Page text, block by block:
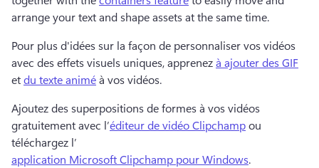
arrange your text and shape assets at the same time.
Pour plus d'idées sur la façon de personnaliser vos vidéos
avec des effets visuels uniques, apprenez à ajouter des GIF
et du texte animé à vos vidéos.
Ajoutez des superpositions de formes à vos vidéos
gratuitement avec l’éditeur de vidéo Clipchamp ou
téléchargez l’
application Microsoft Clipchamp pour Windows.